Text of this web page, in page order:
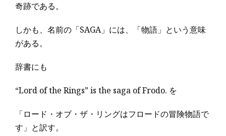
奇跡である。
しかも、名前の「SAGA」には、「物語」という意味
がある。
辞書にも
“Lord of the Rings” is the saga of Frodo. を
「ロード・オブ・ザ・リングはフロードの冒険物語で
す」と訳す。